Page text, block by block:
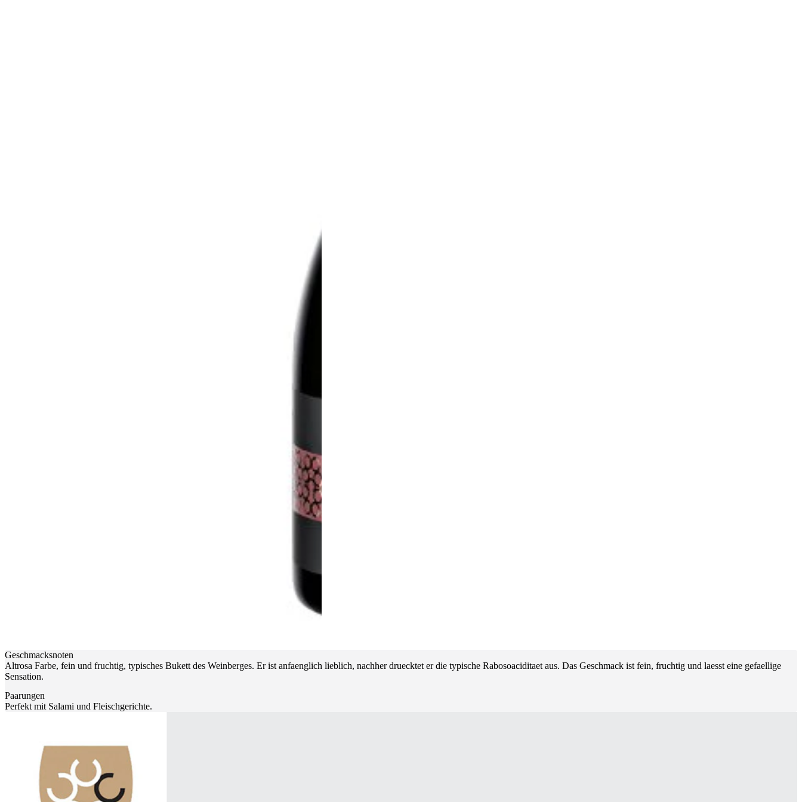
Geschmacksnoten
Altrosa Farbe, fein und fruchtig, typisches Bukett des Weinberges. Er ist anfaenglich lieblich, nachher druecktet er die typische Rabosoaciditaet aus. Das Geschmack ist fein, fruchtig und laesst eine gefaellige
Sensation.
Paarungen
Perfekt mit Salami und Fleischgerichte.